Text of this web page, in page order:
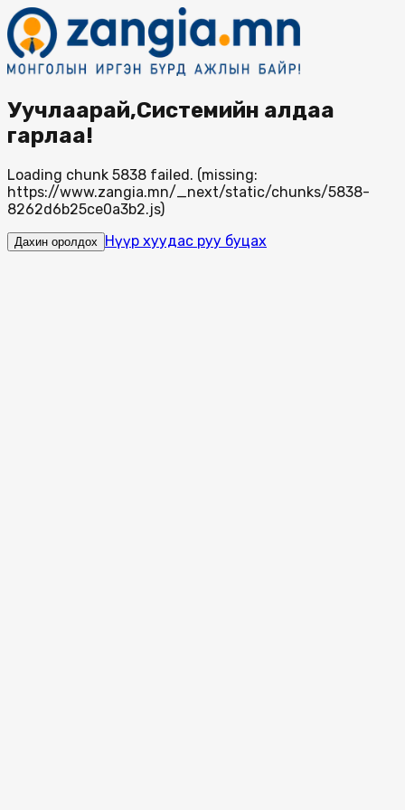
Уучлаарай,Системийн алдаа
гарлаа!
Loading chunk 5838 failed. (missing:
https://www.zangia.mn/_next/static/chunks/5838-
8262d6b25ce0a3b2.js)
Дахин оролдох Нүүр хуудас руу буцах